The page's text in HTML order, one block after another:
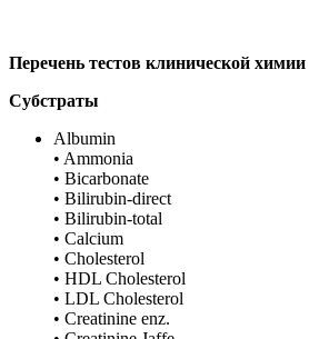
Перечень тестов клинической химии
Субстраты
Albumin
• Ammonia
• Bicarbonate
• Bilirubin-direct
• Bilirubin-total
• Calcium
• Cholesterol
• HDL Cholesterol
• LDL Cholesterol
• Creatinine enz.